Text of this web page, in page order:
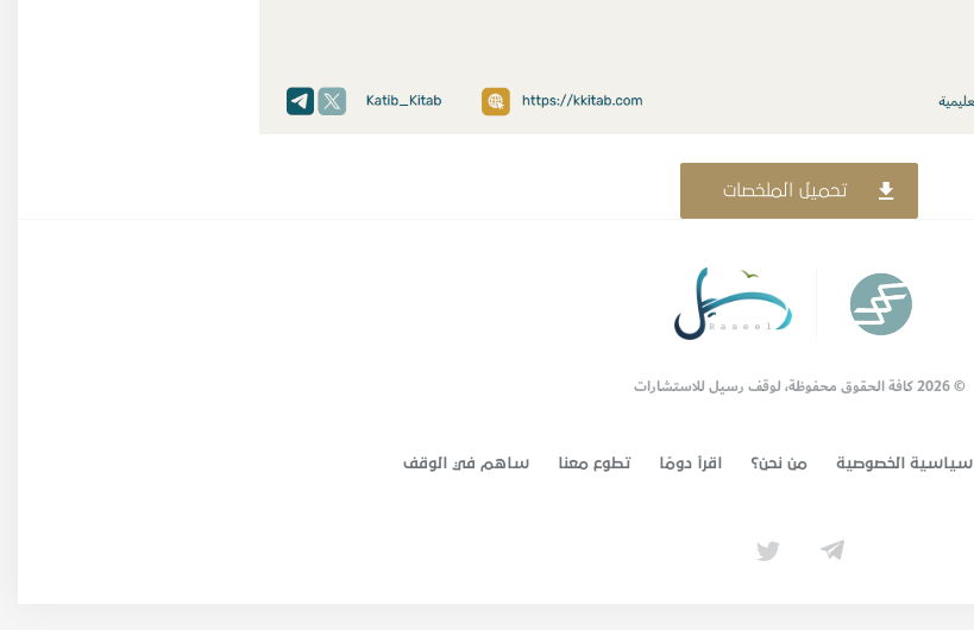
تحميل الملخصات
© 2026 كافة الحقوق محفوظة، لوقف رسيل للاستشارات
سياسية الخصوصية من نحن؟ اقرأ دومًا تطوع معنا ساهم في الوقف